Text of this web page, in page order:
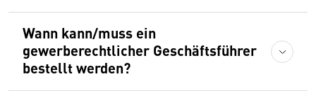
Wann kann/muss ein
gewerberechtlicher Geschäftsführer
bestellt werden?